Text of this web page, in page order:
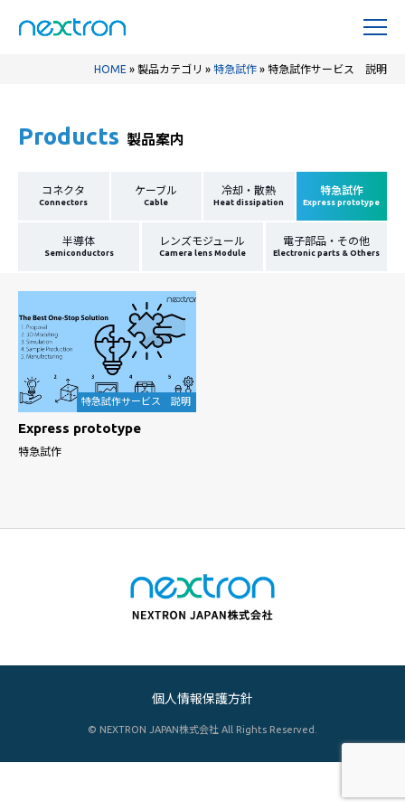
HOME » 製品カテゴリ » 特急試作 » 特急試作サービス 説明
Products 製品案内
コネクタ
Connectors
ケーブル
Cable
冷却・散熱
Heat dissipation
特急試作
Express prototype
半導体
Semiconductors
レンズモジュール
Camera lens Module
電子部品・その他
Electronic parts & Others
Express prototype
特急試作サービス 説明
特急試作
個人情報保護方針
© NEXTRON JAPAN株式会社 All Rights Reserved.